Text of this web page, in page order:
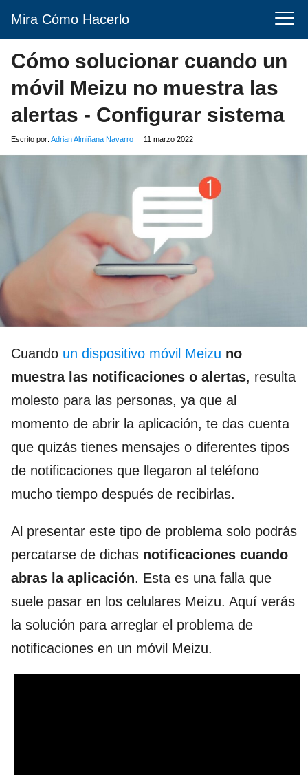
Mira Cómo Hacerlo
Cómo solucionar cuando un
móvil Meizu no muestra las
alertas - Configurar sistema
Escrito por: Adrian Almiñana Navarro 11 marzo 2022
Cuando un dispositivo móvil Meizu no
muestra las notificaciones o alertas, resulta
molesto para las personas, ya que al
momento de abrir la aplicación, te das cuenta
que quizás tienes mensajes o diferentes tipos
de notificaciones que llegaron al teléfono
mucho tiempo después de recibirlas.
Al presentar este tipo de problema solo podrás
percatarse de dichas notificaciones cuando
abras la aplicación. Esta es una falla que
suele pasar en los celulares Meizu. Aquí verás
la solución para arreglar el problema de
notificaciones en un móvil Meizu.